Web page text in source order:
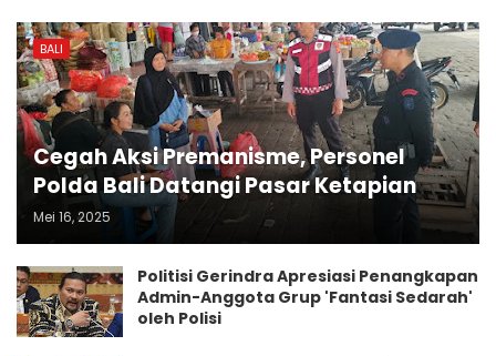
BALI
Cegah Aksi Premanisme, Personel
Polda Bali Datangi Pasar Ketapian
Mei 16, 2025
Politisi Gerindra Apresiasi Penangkapan
Admin-Anggota Grup 'Fantasi Sedarah'
oleh Polisi